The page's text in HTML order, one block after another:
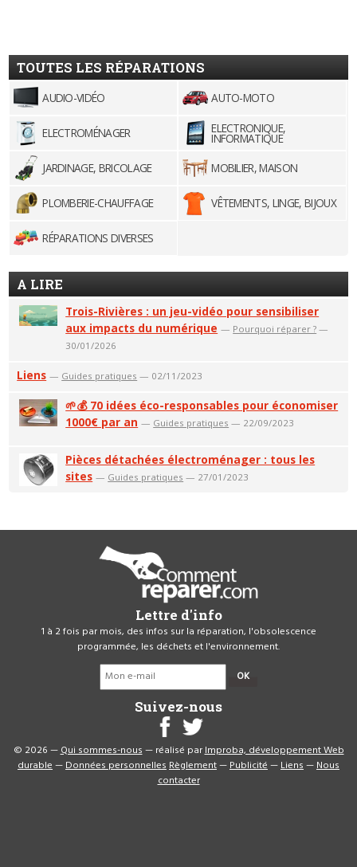
TOUTES LES RÉPARATIONS
AUDIO-VIDÉO AUTO-MOTO
ELECTROMÉNAGER ELECTRONIQUE,
INFORMATIQUE
JARDINAGE, BRICOLAGE
MOBILIER, MAISON
PLOMBERIE-CHAUFFAGE VÊTEMENTS, LINGE, BIJOUX
RÉPARATIONS DIVERSES
A LIRE
Trois-Rivières : un jeu-vidéo pour sensibiliser
aux impacts du numérique — Pourquoi réparer ? —
30/01/2026
Liens — Guides pratiques — 02/11/2023
🌱💰 70 idées éco-responsables pour économiser
1000€ par an — Guides pratiques — 22/09/2023
Pièces détachées électroménager : tous les
sites — Guides pratiques — 27/01/2023
Lettre d'info
1 à 2 fois par mois, des infos sur la réparation, l'obsolescence
programmée, les déchets et l'environnement.
OK
Suivez-nous
© 2026 —Qui sommes-nous— réalisé parImproba, développement Web
durable—Données personnellesRèglement—Publicité—Liens—Nous
contacter